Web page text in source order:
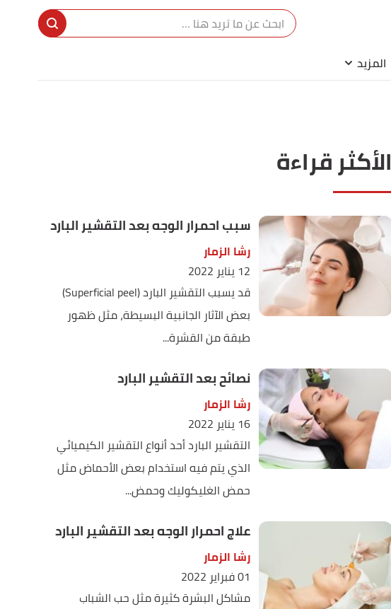
المزيد
الأكثر قراءة
سبب احمرار الوجه بعد التقشير البارد
رشا الزمار
12 يناير 2022
قد يسبب التقشير البارد (Superficial peel)
بعض الآثار الجانبية البسيطة، مثل ظهور
طبقة من القشرة...
نصائح بعد التقشير البارد
رشا الزمار
16 يناير 2022
التقشير البارد أحد أنواع التقشير الكيميائي
الذي يتم فيه استخدام بعض الأحماض مثل
حمض الغليكوليك وحمض...
علاج احمرار الوجه بعد التقشير البارد
رشا الزمار
01 فبراير 2022
مشاكل البشرة كثيرة مثل حب الشباب